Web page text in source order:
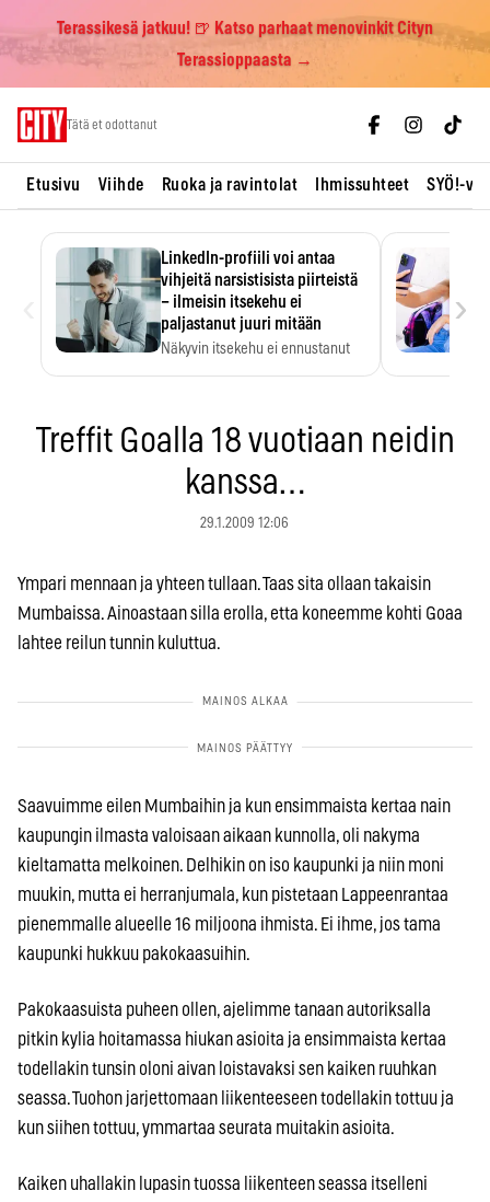
Terassikesä jatkuu! 🍺 Katso parhaat menovinkit Cityn
Terassioppaasta →
Tätä et odottanut
Etusivu Viihde Ruoka ja ravintolat Ihmissuhteet SYÖ!-
LinkedIn-profiili voi antaa
vihjeitä narsistisista piirteistä
– ilmeisin itsekehu ei
paljastanut juuri mitään
Näkyvin itsekehu ei ennustanut
›
Treffit Goalla 18 vuotiaan neidin
kanssa…
29.1.2009 12:06
Ympari mennaan ja yhteen tullaan. Taas sita ollaan takaisin
Mumbaissa. Ainoastaan silla erolla, etta koneemme kohti Goaa
lahtee reilun tunnin kuluttua.
Saavuimme eilen Mumbaihin ja kun ensimmaista kertaa nain
kaupungin ilmasta valoisaan aikaan kunnolla, oli nakyma
kieltamatta melkoinen. Delhikin on iso kaupunki ja niin moni
muukin, mutta ei herranjumala, kun pistetaan Lappeenrantaa
pienemmalle alueelle 16 miljoona ihmista. Ei ihme, jos tama
kaupunki hukkuu pakokaasuihin.
Pakokaasuista puheen ollen, ajelimme tanaan autoriksalla
pitkin kylia hoitamassa hiukan asioita ja ensimmaista kertaa
todellakin tunsin oloni aivan loistavaksi sen kaiken ruuhkan
seassa. Tuohon jarjettomaan liikenteeseen todellakin tottuu ja
kun siihen tottuu, ymmartaa seurata muitakin asioita.
Kaiken uhallakin lupasin tuossa liikenteen seassa itselleni